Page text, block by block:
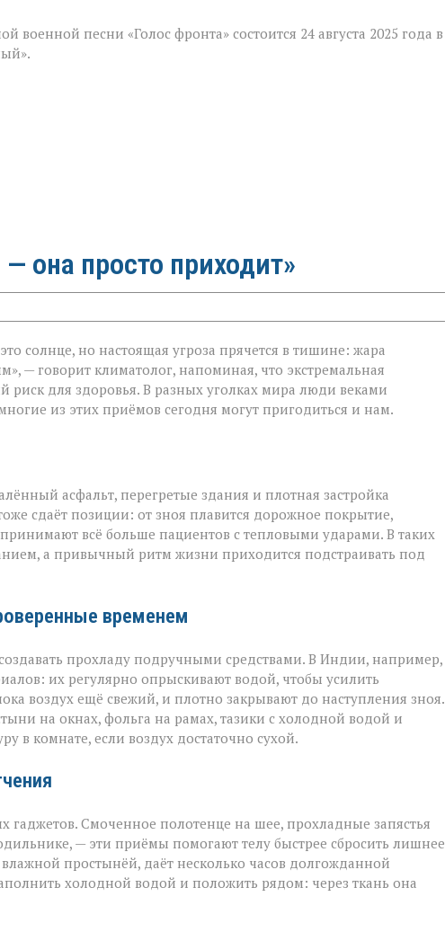
военной песни «Голос фронта» состоится 24 августа 2025 года в
она просто приходит»
солнце, но настоящая угроза прячется в тишине: жара
— говорит климатолог, напоминая, что экстремальная
риск для здоровья. В разных уголках мира люди веками
из этих приёмов сегодня могут пригодиться и нам.
асфальт, перегретые здания и плотная застройка
сдаёт позиции: от зноя плавится дорожное покрытие,
всё больше пациентов с тепловыми ударами. В таких
а привычный ритм жизни приходится подстраивать под
временем
прохладу подручными средствами. В Индии, например,
их регулярно опрыскивают водой, чтобы усилить
воздух ещё свежий, и плотно закрывают до наступления зноя.
на окнах, фольга на рамах, тазики с холодной водой и
в комнате, если воздух достаточно сухой.
Смоченное полотенце на шее, прохладные запястья
— эти приёмы помогают телу быстрее сбросить лишнее
простынёй, даёт несколько часов долгожданной
холодной водой и положить рядом: через ткань она